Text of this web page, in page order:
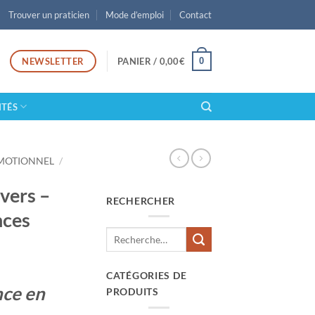
Trouver un praticien Mode d’emploi Contact
NEWSLETTER PANIER / 0,00€ 0
/
–
en
RECHERCHER
CATÉGORIES DE
PRODUITS